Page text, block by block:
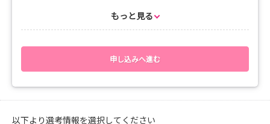
・所要時間は30分～１時間程度を予定しています。
・月曜日～金曜日9：00～16：00（祝日不可）
【応募方法】
・日程調整やオンラインに必要なミーティングIDやパスコー
もっと見る
申し込みへ進む
以下より選考情報を選択してください